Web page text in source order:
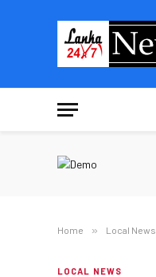
Home » Local News
LOCAL NEWS